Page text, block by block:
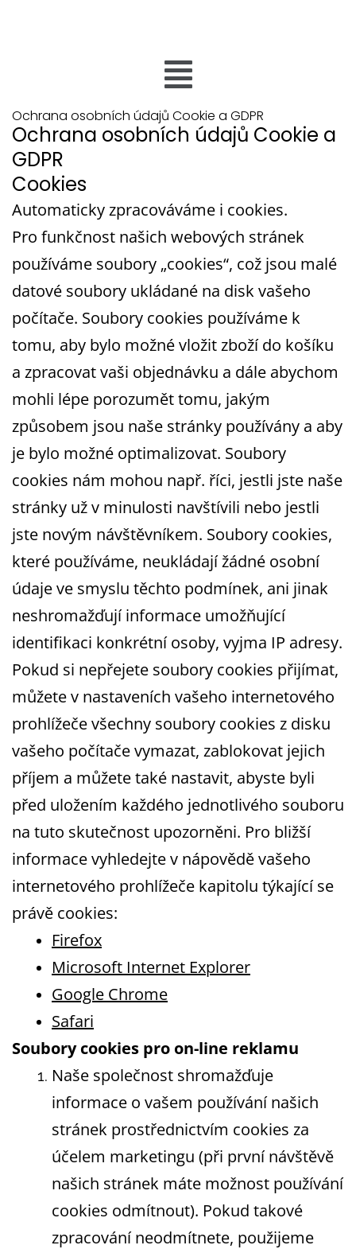
Ochrana osobních údajů Cookie a GDPR
Ochrana osobních údajů Cookie a
GDPR
Cookies
Automaticky zpracováváme i cookies.
Pro funkčnost našich webových stránek
používáme soubory „cookies“, což jsou malé
datové soubory ukládané na disk vašeho
počítače. Soubory cookies používáme k
tomu, aby bylo možné vložit zboží do košíku
a zpracovat vaši objednávku a dále abychom
mohli lépe porozumět tomu, jakým
způsobem jsou naše stránky používány a aby
je bylo možné optimalizovat. Soubory
cookies nám mohou např. říci, jestli jste naše
stránky už v minulosti navštívili nebo jestli
jste novým návštěvníkem. Soubory cookies,
které používáme, neukládají žádné osobní
údaje ve smyslu těchto podmínek, ani jinak
neshromažďují informace umožňující
identifikaci konkrétní osoby, vyjma IP adresy.
Pokud si nepřejete soubory cookies přijímat,
můžete v nastaveních vašeho internetového
prohlížeče všechny soubory cookies z disku
vašeho počítače vymazat, zablokovat jejich
příjem a můžete také nastavit, abyste byli
před uložením každého jednotlivého souboru
na tuto skutečnost upozorněni. Pro bližší
informace vyhledejte v nápovědě vašeho
internetového prohlížeče kapitolu týkající se
právě cookies:
Firefox
Microsoft Internet Explorer
Google Chrome
Safari
Soubory cookies pro on-line reklamu
Naše společnost shromažďuje
informace o vašem používání našich
stránek prostřednictvím cookies za
účelem marketingu (při první návštěvě
našich stránek máte možnost používání
cookies odmítnout). Pokud takové
zpracování neodmítnete, použijeme